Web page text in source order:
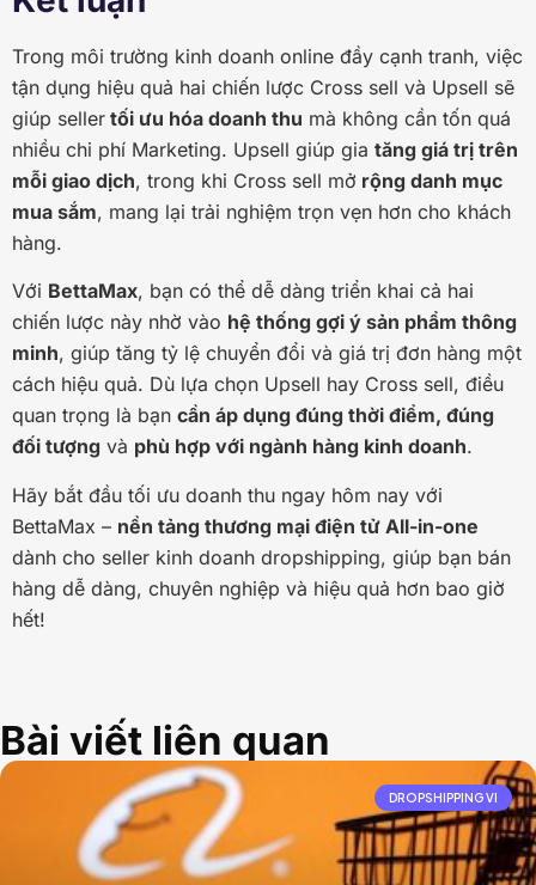
Trong môi trường kinh doanh online đầy cạnh tranh, việc
tận dụng hiệu quả hai chiến lược Cross sell và Upsell sẽ
giúp seller tối ưu hóa doanh thu mà không cần tốn quá
nhiều chi phí Marketing. Upsell giúp gia tăng giá trị trên
mỗi giao dịch, trong khi Cross sell mở rộng danh mục
mua sắm, mang lại trải nghiệm trọn vẹn hơn cho khách
hàng.
Với BettaMax, bạn có thể dễ dàng triển khai cả hai
chiến lược này nhờ vào hệ thống gợi ý sản phẩm thông
minh, giúp tăng tỷ lệ chuyển đổi và giá trị đơn hàng một
cách hiệu quả. Dù lựa chọn Upsell hay Cross sell, điều
quan trọng là bạn cần áp dụng đúng thời điểm, đúng
đối tượng và phù hợp với ngành hàng kinh doanh.
Hãy bắt đầu tối ưu doanh thu ngay hôm nay với
BettaMax – nền tảng thương mại điện tử All-in-one
dành cho seller kinh doanh dropshipping, giúp bạn bán
hàng dễ dàng, chuyên nghiệp và hiệu quả hơn bao giờ
hết!
Bài viết liên quan
DROPSHIPPING VI